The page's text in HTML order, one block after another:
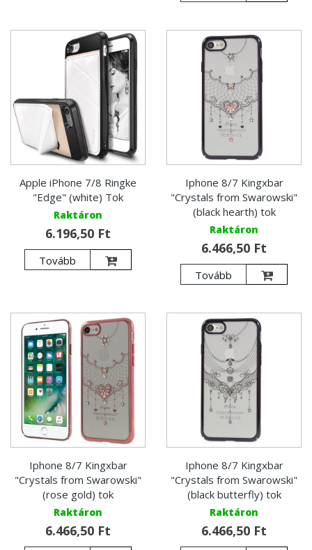
Apple iPhone 7/8 Ringke
"Edge" (white) Tok
Raktáron
6.196,50 Ft
Tovább
Iphone 8/7 Kingxbar
"Crystals from Swarowski"
(black hearth) tok
Raktáron
6.466,50 Ft
Tovább
Iphone 8/7 Kingxbar
"Crystals from Swarowski"
(rose gold) tok
Raktáron
6.466,50 Ft
Iphone 8/7 Kingxbar
"Crystals from Swarowski"
(black butterfly) tok
Raktáron
6.466,50 Ft